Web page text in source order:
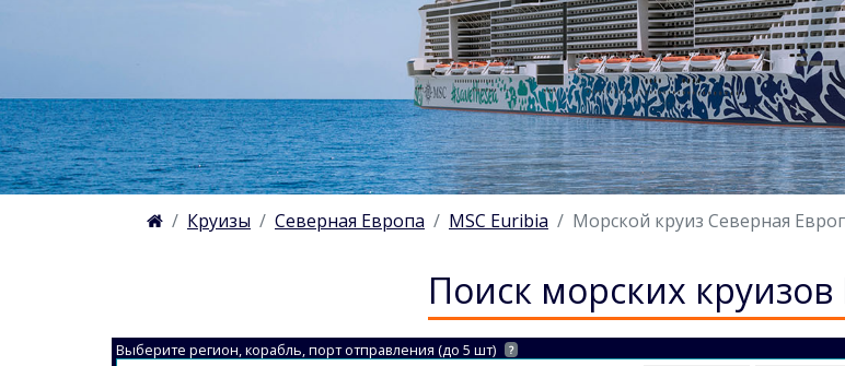
Круизы Северная Европа MSC Euribia Морской круиз Северная
Поиск морских круизов
Выберите регион, корабль, порт отправления (до 5 шт) ?